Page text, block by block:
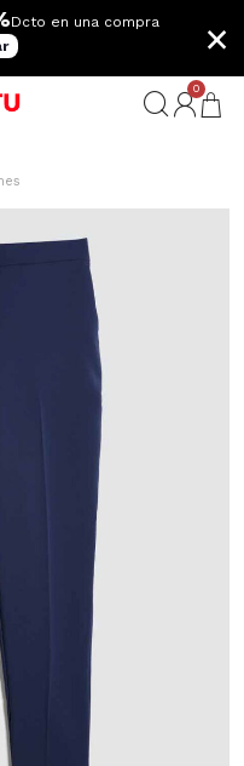
Dcto en una compra
×
0